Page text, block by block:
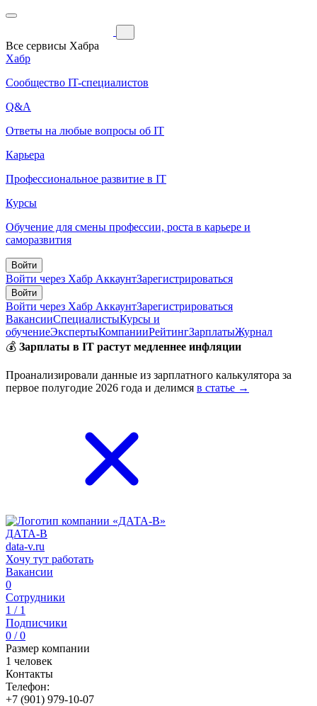
Все сервисы Хабра
Хабр
Сообщество IT-специалистов
Q&A
Ответы на любые вопросы об IT
Карьера
Профессиональное развитие в IT
Курсы
Обучение для смены профессии, роста в карьере и
саморазвития
Войти
Войти через Хабр АккаунтЗарегистрироваться
Войти
Войти через Хабр АккаунтЗарегистрироваться
ВакансииСпециалистыКурсы и
обучениеЭкспертыКомпанииРейтингЗарплатыЖурнал
💰 Зарплаты в IT растут медленнее инфляции
Проанализировали данные из зарплатного калькулятора за
первое полугодие 2026 года и делимся в статье →
ДАТА-В
data-v.ru
Хочу тут работать
Вакансии
0
Сотрудники
1 / 1
Подписчики
0 / 0
Размер компании
1 человек
Контакты
Телефон:
+7 (901) 979-10-07